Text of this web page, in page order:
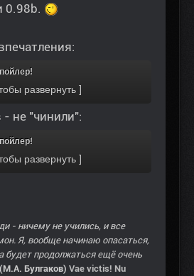
0.98b.
не "чинили":
- ничему не учились, и все
Я, вообще начинаю опасаться,
будет продолжаться ещё очень
(М.А. Булгаков) Vae victis! Nu